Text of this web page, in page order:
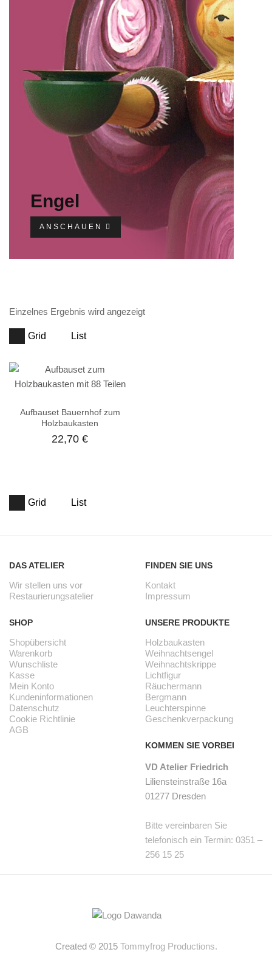
Engel
ANSCHAUEN
Einzelnes Ergebnis wird angezeigt
Grid List
Aufbauset Bauernhof zum
Holzbaukasten
22,70€
Grid List
DAS ATELIER
Wir stellen uns vor
Restaurierungsatelier
SHOP
Shopübersicht
Warenkorb
Wunschliste
Kasse
Mein Konto
Kundeninformationen
Datenschutz
Cookie Richtlinie
AGB
FINDEN SIE UNS
Kontakt
Impressum
UNSERE PRODUKTE
Holzbaukasten
Weihnachtsengel
Weihnachtskrippe
Lichtfigur
Räuchermann
Bergmann
Leuchterspinne
Geschenkverpackung
KOMMEN SIE VORBEI
VD Atelier Friedrich
Liliensteinstraße 16a
01277 Dresden
Bitte vereinbaren Sie
telefonisch ein Termin: 0351 –
256 15 25
Created © 2015 Tommyfrog Productions.